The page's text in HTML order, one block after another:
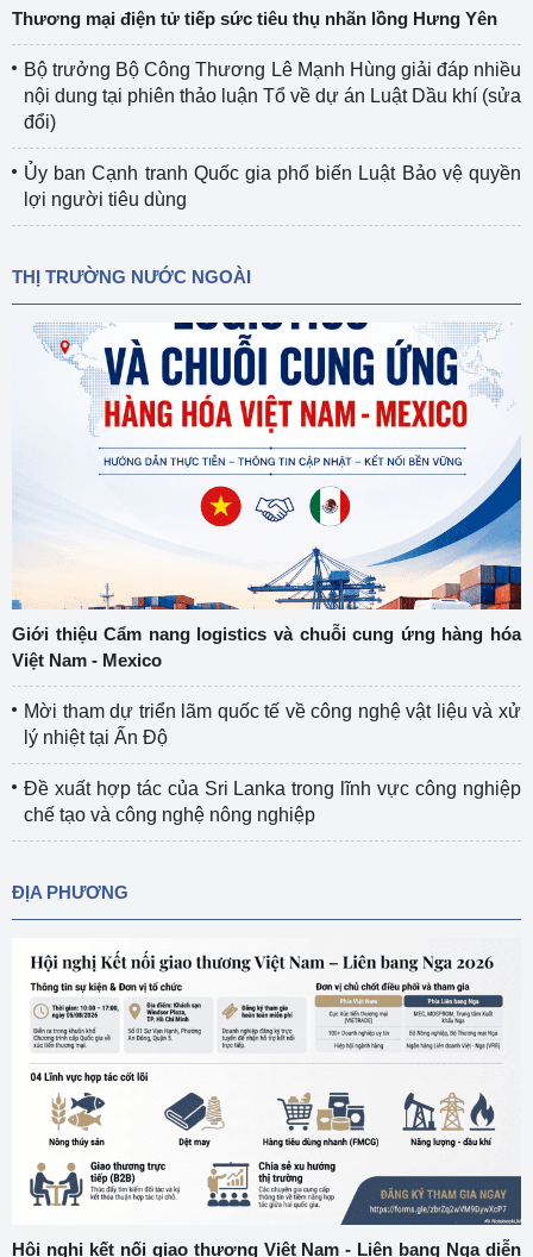
Thương mại điện tử tiếp sức tiêu thụ nhãn lồng Hưng Yên
Bộ trưởng Bộ Công Thương Lê Mạnh Hùng giải đáp nhiều
nội dung tại phiên thảo luận Tổ về dự án Luật Dầu khí (sửa
đổi)
Ủy ban Cạnh tranh Quốc gia phổ biến Luật Bảo vệ quyền
lợi người tiêu dùng
THỊ TRƯỜNG NƯỚC NGOÀI
Giới thiệu Cẩm nang logistics và chuỗi cung ứng hàng hóa
Việt Nam - Mexico
Mời tham dự triển lãm quốc tế về công nghệ vật liệu và xử
lý nhiệt tại Ấn Độ
Đề xuất hợp tác của Sri Lanka trong lĩnh vực công nghiệp
chế tạo và công nghệ nông nghiệp
ĐỊA PHƯƠNG
Hội nghị kết nối giao thương Việt Nam - Liên bang Nga diễn